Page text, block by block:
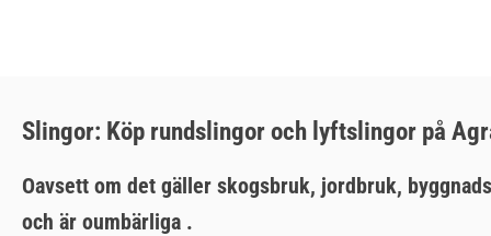
Slingor: Köp rundslingor och lyftslingor på
Oavsett om det gäller skogsbruk, jordbruk,
och är oumbärliga .